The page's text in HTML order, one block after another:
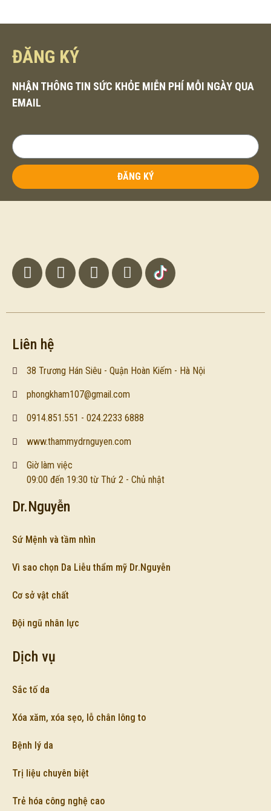
ĐĂNG KÝ
NHẬN THÔNG TIN SỨC KHỎE MIỄN PHÍ MỖI NGÀY QUA
EMAIL
ĐĂNG KÝ
Liên hệ
38 Trương Hán Siêu - Quận Hoàn Kiếm - Hà Nội
phongkham107@gmail.com
0914.851.551 - 024.2233 6888
www.thammydrnguyen.com
Giờ làm việc
09:00 đến 19:30 từ Thứ 2 - Chủ nhật
Dr.Nguyễn
Sứ Mệnh và tầm nhìn
Vì sao chọn Da Liễu thẩm mỹ Dr.Nguyễn
Cơ sở vật chất
Đội ngũ nhân lực
Dịch vụ
Sắc tố da
Xóa xăm, xóa sẹo, lỗ chân lông to
Bệnh lý da
Trị liệu chuyên biệt
Trẻ hóa công nghệ cao